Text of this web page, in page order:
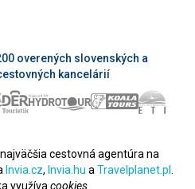
overených slovenských a
kancelárií
cestovná agentúra na
Invia.cz, Invia.hu a Travelplanet.pl
využíva cookies.